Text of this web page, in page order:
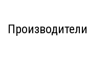
Производители